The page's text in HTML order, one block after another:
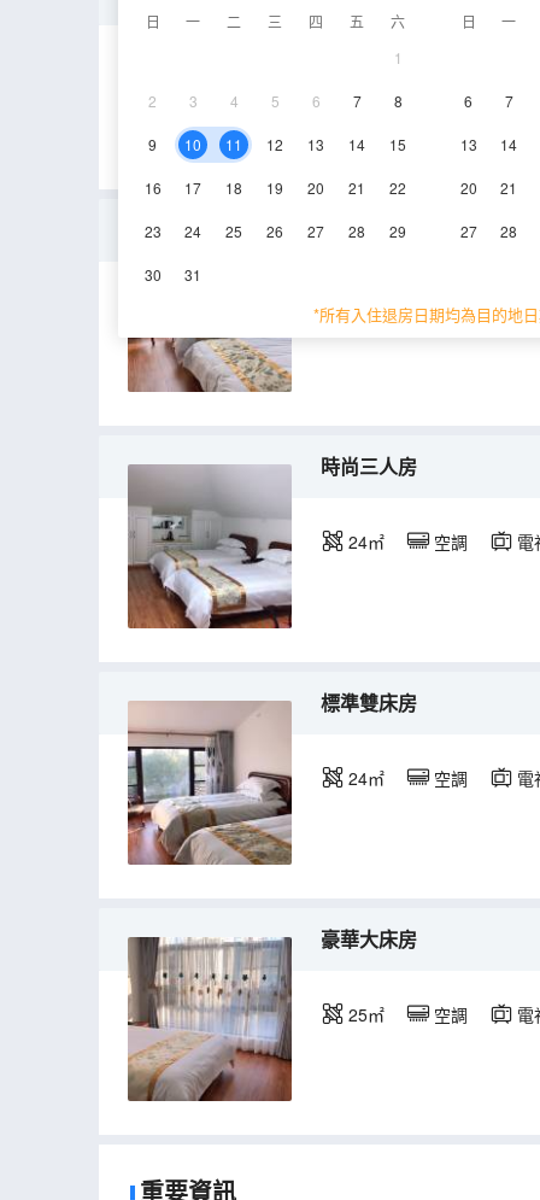
日 一 二 三 四 五
六
1
2 3 4 5 6 7 8
9 10 11 12 13 14 15
16 17 18 19 20 21 22
23 24 25 26 27 28 29
30 31
日 一
6 7
13 14
20 21
27 28
*所有入住退房日期均為目的地
豪華雙床房
25㎡ 空調 電
時尚三人房
24㎡ 空調 電
標準雙床房
24㎡ 空調 電
豪華大床房
25㎡ 空調 電
重要資訊